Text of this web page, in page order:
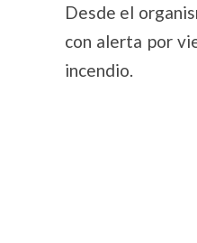
Desde el
con alerta por
incendio.